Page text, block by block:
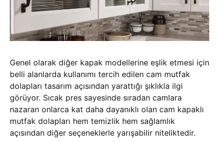
Genel olarak diğer kapak modellerine eşlik etmesi için
belli alanlarda kullanımı tercih edilen cam mutfak
dolapları tasarım açısından yarattığı şıklıkla ilgi
görüyor. Sıcak pres sayesinde sıradan camlara
nazaran onlarca kat daha dayanıklı olan cam kapaklı
mutfak dolapları hem temizlik hem sağlamlık
açısından diğer seçeneklerle yarışabilir niteliktedir.